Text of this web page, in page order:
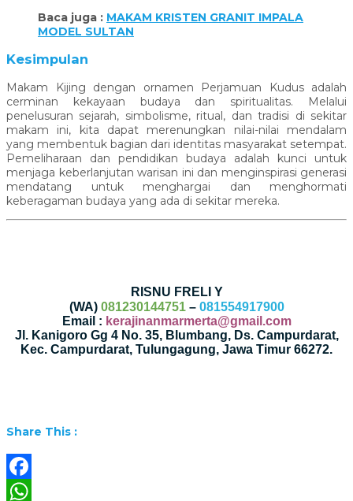
Baca juga : MAKAM KRISTEN GRANIT IMPALA
MODEL SULTAN
Kesimpulan
Makam Kijing dengan ornamen Perjamuan Kudus adalah
cerminan kekayaan budaya dan spiritualitas. Melalui
penelusuran sejarah, simbolisme, ritual, dan tradisi di sekitar
makam ini, kita dapat merenungkan nilai-nilai mendalam
yang membentuk bagian dari identitas masyarakat setempat.
Pemeliharaan dan pendidikan budaya adalah kunci untuk
menjaga keberlanjutan warisan ini dan menginspirasi generasi
mendatang untuk menghargai dan menghormati
keberagaman budaya yang ada di sekitar mereka.
RISNU FRELI Y
(WA) 081230144751– 081554917900
Email : kerajinanmarmerta@gmail.com
Jl. Kanigoro Gg 4 No. 35, Blumbang, Ds. Campurdarat,
Kec. Campurdarat, Tulungagung, Jawa Timur 66272.
Share This :
Facebook